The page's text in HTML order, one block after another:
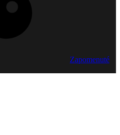
Zapomenuté